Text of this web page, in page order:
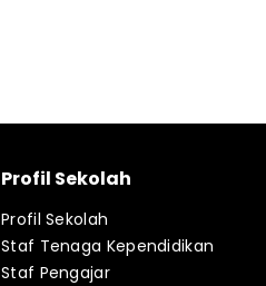
Profil Sekolah
Profil Sekolah
Staf Tenaga Kependidikan
Staf Pengajar